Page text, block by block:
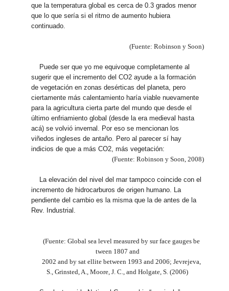
que la temperatura global es cerca de 0.3 grados menor
que lo que sería si el ritmo de aumento hubiera
continuado.
(Fuente: Robinson y Soon)
Puede ser que yo me equivoque completamente al
sugerir que el incremento del CO2 ayude a la formación
de vegetación en zonas desérticas del planeta, pero
ciertamente más calentamiento haría viable nuevamente
para la agricultura cierta parte del mundo que desde el
último enfriamiento global (desde la era medieval hasta
acá) se volvió invernal. Por eso se mencionan los
viñedos ingleses de antaño. Pero al parecer sí hay
indicios de que a más CO2, más vegetación:
(Fuente: Robinson y Soon, 2008)
La elevación del nivel del mar tampoco coincide con el
incremento de hidrocarburos de origen humano. La
pendiente del cambio es la misma que la de antes de la
Rev. Industrial.
(Fuente: Global sea level measured by sur face gauges be
tween 1807 and
2002 and by sat ellite between 1993 and 2006; Jevrejeva,
S., Grinsted, A., Moore, J. C., and Holgate, S. (2006)